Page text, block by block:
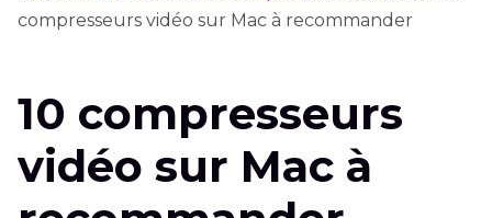
compresseurs vidéo sur Mac à recommander
10 compresseurs
vidéo sur Mac à